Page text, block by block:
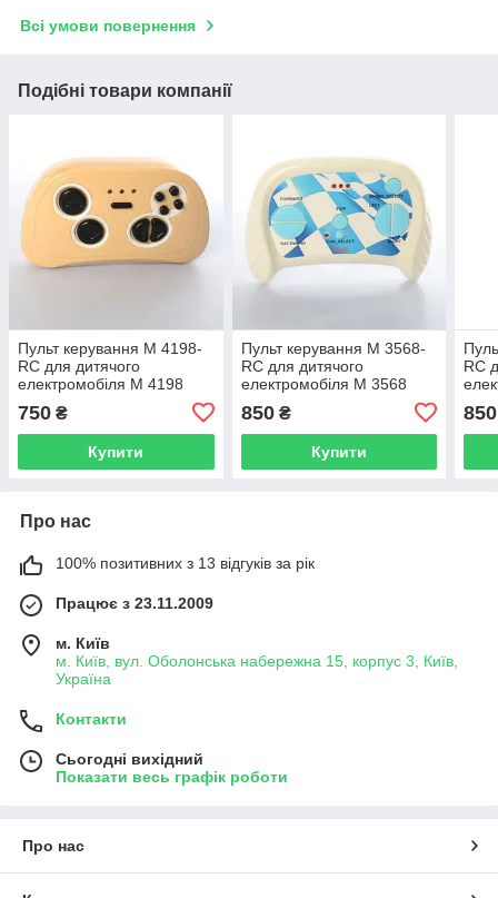
Всі умови повернення
Подібні товари компанії
Пульт керування M 4198-
RC для дитячого
електромобіля М 4198
750 ₴
Купити
Пульт керування M 3568-
RC для дитячого
електромобіля М 3568
850₴
Купити
RC
850
Про нас
100% позитивних з 13 відгуків за рік
Працює з 23.11.2009
м. Київ
м. Київ, вул. Оболонська набережна 15, корпус 3, Київ,
Україна
Контакти
Сьогодні вихідний
Показати весь графік роботи
Про нас